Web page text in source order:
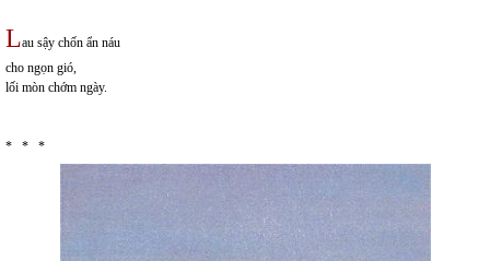
Lau sậy chốn ẩn náu
cho ngọn gió,
lối mòn chớm ngày.
* * *